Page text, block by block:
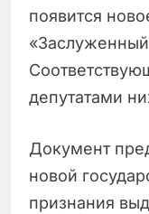
появится
депутатами
Документ
новой
признания